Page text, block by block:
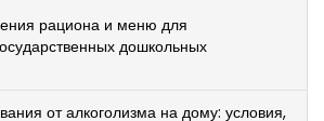
рациона и меню для
дошкольных
от алкоголизма на дому: условия,